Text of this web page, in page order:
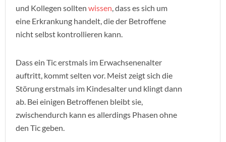
und Kollegen sollten wissen, dass es sich um
eine Erkrankung handelt, die der Betroffene
nicht selbst kontrollieren kann.
Dass ein Tic erstmals im Erwachsenenalter
auftritt, kommt selten vor. Meist zeigt sich die
Störung erstmals im Kindesalter und klingt dann
ab. Bei einigen Betroffenen bleibt sie,
zwischendurch kann es allerdings Phasen ohne
den Tic geben.